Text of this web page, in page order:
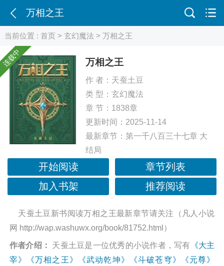
万相之王
当前位置 :首页 >玄幻魔法 > 万相之王
连载中 万相之王
作 者： 天蚕土豆
类 型： 玄幻魔法
章 节：1838章
更新时间：2025-11-14
最新章节： 第一千八百三十七章 大
结局
开始阅读
章节列表
加入书架
推荐阅读
天蚕土豆新书阅读万相之王最新章节请关注（凡人小说
网 http://wap.washuwx.org/book/81752.html）
作者介绍：
天蚕土豆是一位优秀的小说作者，写有 《大主
宰》
《万相之王》 《武动乾坤》 《斗破苍穹》
《元尊》